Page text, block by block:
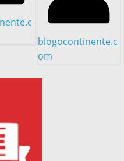
blogocontinente.c
om